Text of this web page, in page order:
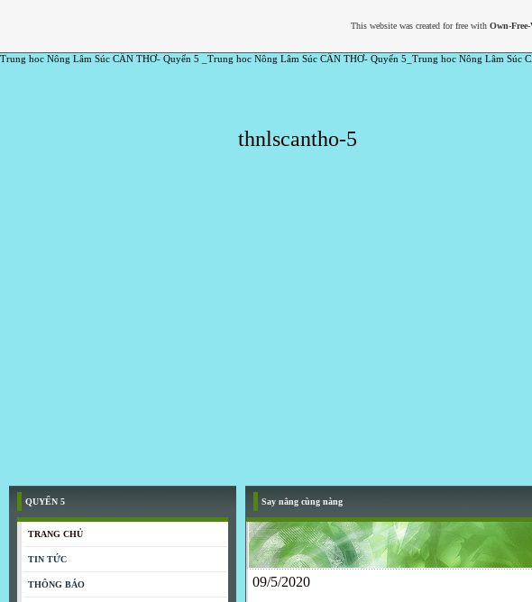
Trung hoc Nông Lâm Súc CẦN THƠ- Quyển 5 _Trung hoc Nông Lâm Súc CẦN THƠ- Quyển 5_Trung hoc Nông Lâm
thnlscantho-5
QUYỂN 5
TRANG CHỦ
TIN TỨC
THÔNG BÁO
Say nắng cùng nàng
09/5/2020
This website was created for free with Own-Free-